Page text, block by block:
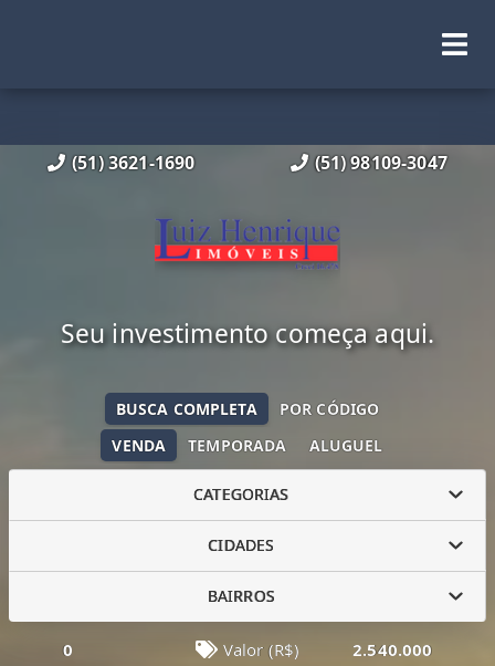
(51) 3621-1690 (51) 98109-3047
Seu investimento começa aqui.
VENDA TEMPORADA ALUGUEL
BUSCA COMPLETA POR CÓDIGO
CATEGORIAS
CIDADES
BAIRROS
0 Valor (R$) 2.540.000